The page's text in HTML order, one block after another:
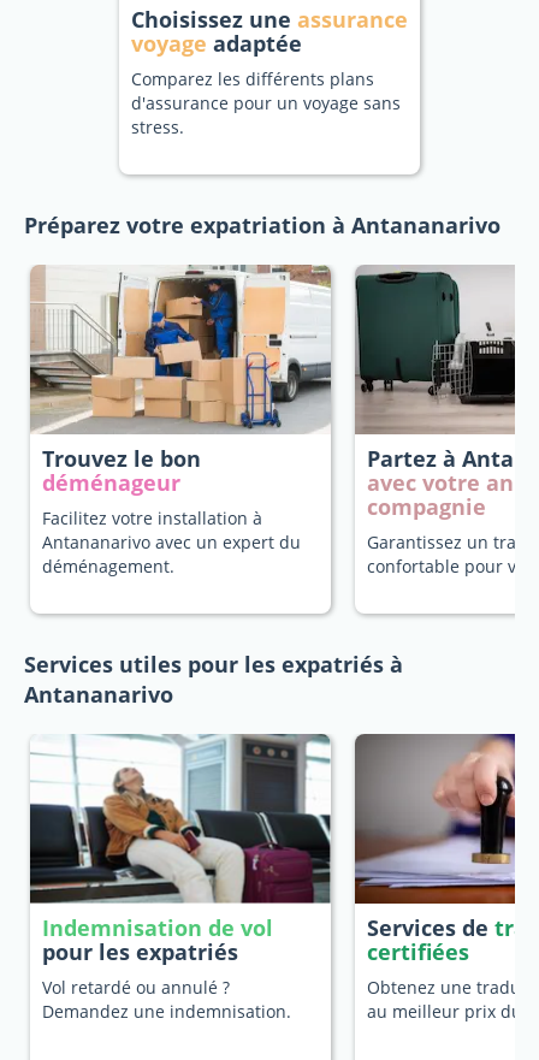
Choisissez une assurance
voyage adaptée
Comparez les différents plans
d'assurance pour un voyage sans
stress.
Préparez votre expatriation à Antananarivo
Trouvez le bon
déménageur
Facilitez votre installation à
Antananarivo avec un expert du
déménagement.
Partez à
avec votre
compagnie
Garantissez un
confortable pour
Services utiles pour les expatriés à
Antananarivo
Indemnisation de vol
pour les expatriés
Vol retardé ou annulé ?
Demandez une indemnisation.
Services de
certifiées
Obtenez une
au meilleur prix du